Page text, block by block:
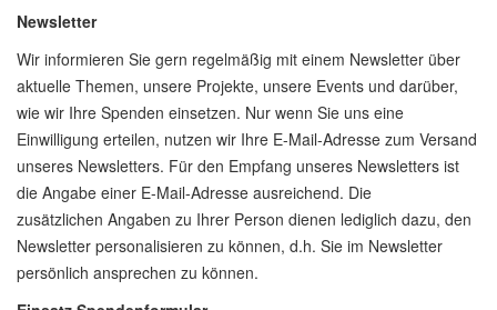
Newsletter
Wir informieren Sie gern regelmäßig mit einem Newsletter über
aktuelle Themen, unsere Projekte, unsere Events und darüber,
wie wir Ihre Spenden einsetzen. Nur wenn Sie uns eine
Einwilligung erteilen, nutzen wir Ihre E-Mail-Adresse zum Versand
unseres Newsletters. Für den Empfang unseres Newsletters ist
die Angabe einer E-Mail-Adresse ausreichend. Die
zusätzlichen Angaben zu Ihrer Person dienen lediglich dazu, den
Newsletter personalisieren zu können, d.h. Sie im Newsletter
persönlich ansprechen zu können.